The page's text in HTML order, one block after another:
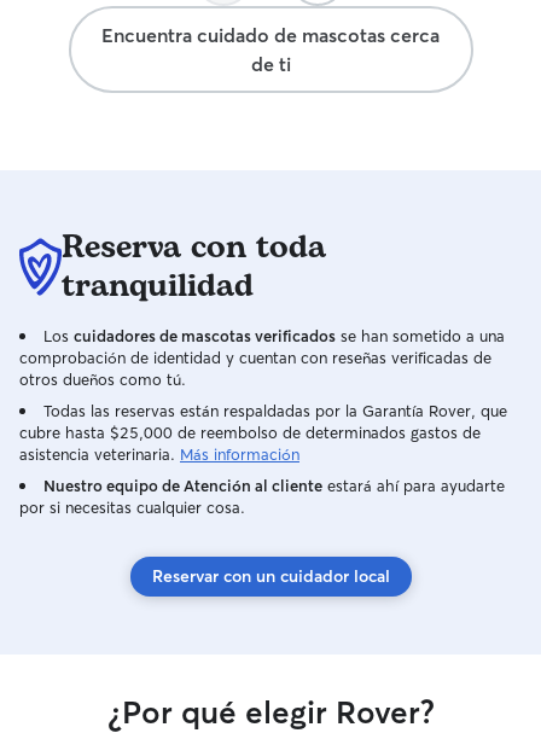
Encuentra cuidado de mascotas cerca
de ti
Reserva con toda
tranquilidad
Los cuidadores de mascotas verificados se han sometido a una
comprobación de identidad y cuentan con reseñas verificadas de
otros dueños como tú.
Todas las reservas están respaldadas por la Garantía Rover, que
cubre hasta $25,000 de reembolso de determinados gastos de
asistencia veterinaria. Más información
Nuestro equipo de Atención al cliente estará ahí para ayudarte
por si necesitas cualquier cosa.
Reservar con un cuidador local
¿Por qué elegir Rover?